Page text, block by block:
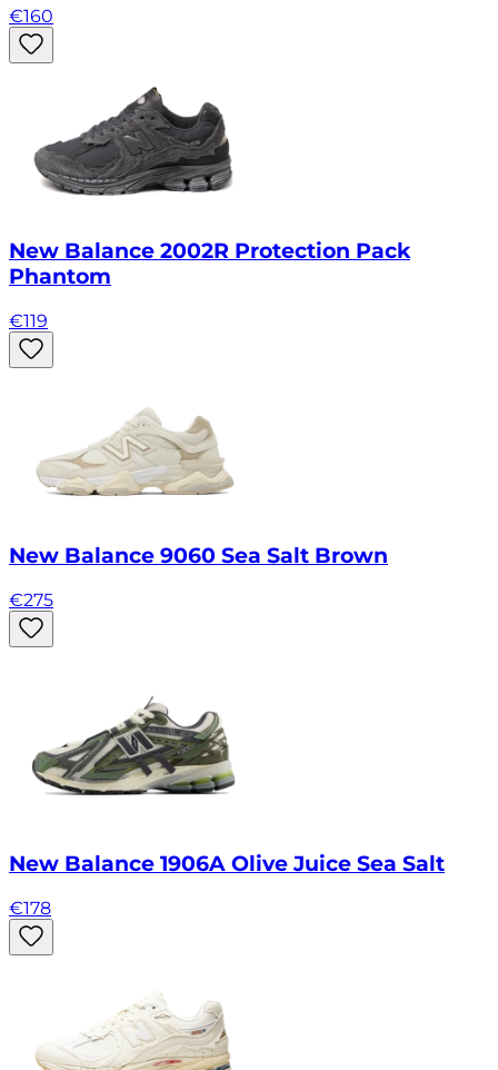
€160
New Balance 2002R Protection Pack
Phantom
€119
New Balance 9060 Sea Salt Brown
€275
New Balance 1906A Olive Juice Sea Salt
€178